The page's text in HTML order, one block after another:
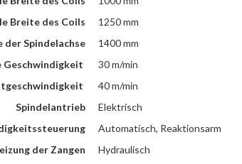
Breite des Coils
1250 mm
der Spindelachse
1400 mm
Geschwindigkeit
30 m/min
40 m/min
Spindelantrieb
Elektrisch
Automatisch, Reaktionsarm
der Zangen
Hydraulisch